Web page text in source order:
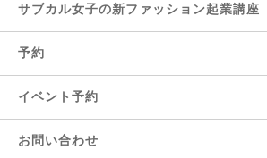
サブカル女子の新ファッション起業講座
予約
イベント予約
お問い合わせ